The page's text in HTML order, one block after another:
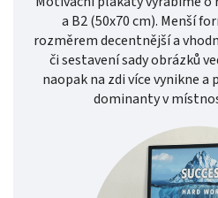
a B2 (50x70 cm). Menší
rozměrem decentnější a
či sestavení sady obrázků
naopak na zdi více vynikne
dominanty v